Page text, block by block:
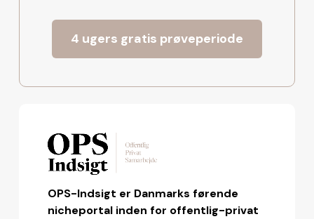
4 ugers gratis prøveperiode
OPS-Indsigt er Danmarks førende
nicheportal inden for offentlig-privat